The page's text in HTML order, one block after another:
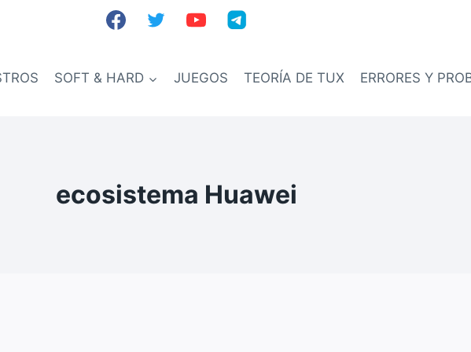
SOFT & HARD JUEGOS TEORÍA DE TUX ERRORES Y
ecosistema Huawei